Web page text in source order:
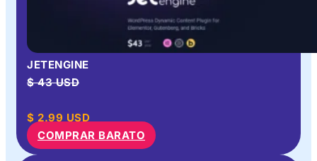
JETENGINE
$ 43 USD
$ 2.99 USD
COMPRAR BARATO